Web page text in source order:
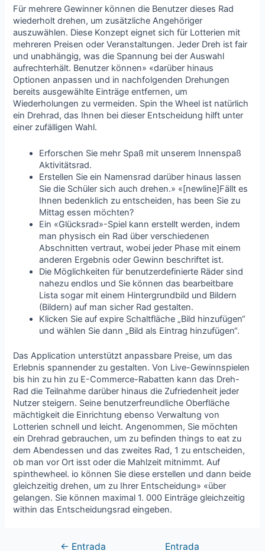
Für mehrere Gewinner können die Benutzer dieses Rad
wiederholt drehen, um zusätzliche Angehöriger
auszuwählen. Diese Konzept eignet sich für Lotterien mit
mehreren Preisen oder Veranstaltungen. Jeder Dreh ist fair
und unabhängig, was die Spannung bei der Auswahl
aufrechterhält. Benutzer können» «darüber hinaus
Optionen anpassen und in nachfolgenden Drehungen
bereits ausgewählte Einträge entfernen, um
Wiederholungen zu vermeiden. Spin the Wheel ist natürlich
ein Drehrad, das Ihnen bei dieser Entscheidung hilft unter
einer zufälligen Wahl.
Erforschen Sie mehr Spaß mit unserem Innenspaß
Aktivitätsrad.
Erstellen Sie ein Namensrad darüber hinaus lassen
Sie die Schüler sich auch drehen.» «[newline]Fällt es
Ihnen bedenklich zu entscheiden, has been Sie zu
Mittag essen möchten?
Ein «Glücksrad»-Spiel kann erstellt werden, indem
man physisch ein Rad über verschiedenen
Abschnitten vertraut, wobei jeder Phase mit einem
anderen Ergebnis oder Gewinn beschriftet ist.
Die Möglichkeiten für benutzerdefinierte Räder sind
nahezu endlos und Sie können das bearbeitbare
Lista sogar mit einem Hintergrundbild und Bildern
(Bildern) auf man sicher Rad gestalten.
Klicken Sie auf expire Schaltfläche „Bild hinzufügen“
und wählen Sie dann „Bild als Eintrag hinzufügen“.
Das Application unterstützt anpassbare Preise, um das
Erlebnis spannender zu gestalten. Von Live-Gewinnspielen
bis hin zu hin zu E-Commerce-Rabatten kann das Dreh-
Rad die Teilnahme darüber hinaus die Zufriedenheit jeder
Nutzer steigern. Seine benutzerfreundliche Oberfläche
mächtigkeit die Einrichtung ebenso Verwaltung von
Lotterien schnell und leicht. Angenommen, Sie möchten
ein Drehrad gebrauchen, um zu befinden things to eat zu
dem Abendessen und das zweites Rad, 1 zu entscheiden,
ob man vor Ort isst oder die Mahlzeit mitnimmt. Auf
spinthewheel. io können Sie diese erstellen und dann beide
gleichzeitig drehen, um zu Ihrer Entscheidung» «über
gelangen. Sie können maximal 1. 000 Einträge gleichzeitig
within das Entscheidungsrad eingeben.
← Entrada Entrada